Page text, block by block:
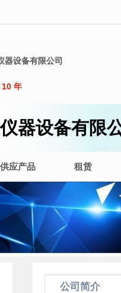
器设备有限公司
10 年
器设备有限
供应产品 租赁
公司简介